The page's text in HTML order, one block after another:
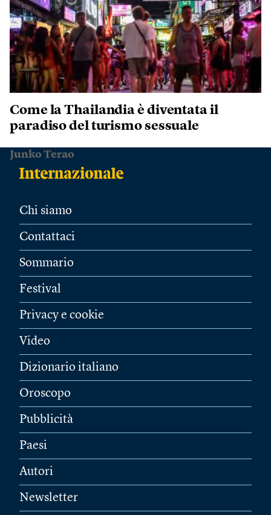
Come la Thailandia è diventata il
paradiso del turismo sessuale
Junko Terao
Chi siamo
Contattaci
Sommario
Festival
Privacy e cookie
Video
Dizionario italiano
Oroscopo
Pubblicità
Paesi
Autori
Newsletter